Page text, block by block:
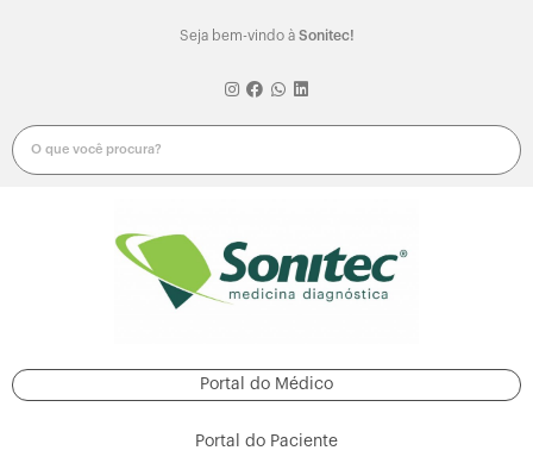
Seja bem-vindo à Sonitec!
Portal do Médico
Portal do Paciente